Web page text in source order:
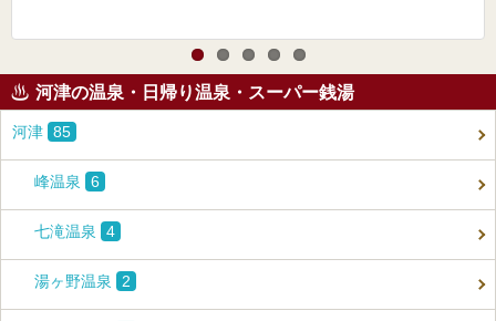
河津の温泉・日帰り温泉・スーパー銭湯
河津 85
峰温泉 6
七滝温泉 4
湯ヶ野温泉 2